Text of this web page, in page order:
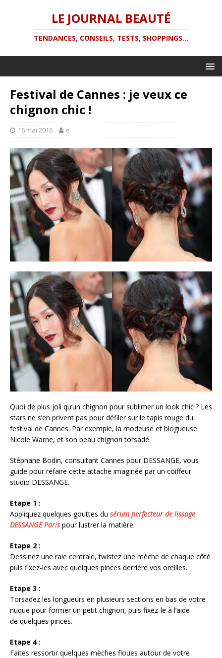
LE JOURNAL BEAUTÉ
TENDANCES, CONSEILS, TESTS, SHOPPINGS...
Festival de Cannes : je veux ce
chignon chic !
16 mai 2016 e
Quoi de plus joli qu’un chignon pour sublimer un look chic ? Les
stars ne s’en privent pas pour défiler sur le tapis rouge du
festival de Cannes. Par exemple, la modeuse et blogueuse
Nicole Warne, et son beau chignon torsadé.
Stéphane Bodin, consultant Cannes pour DESSANGE, vous
guide pour refaire cette attache imaginée par un coiffeur
studio DESSANGE.
Etape 1 :
Appliquez quelques gouttes du sérum perfecteur de lissage
DESSANGE Parispour lustrer la matière.
Etape 2 :
Dessinez une raie centrale, twistez une mèche de chaque côté
puis fixez-les avec quelques pinces derrière vos oreilles.
Etape 3 :
Torsadez les longueurs en plusieurs sections en bas de votre
nuque pour former un petit chignon, puis fixez-le à l’aide
de quelques pinces.
Etape 4 :
Faites ressortir quelques mèches floues autour de votre